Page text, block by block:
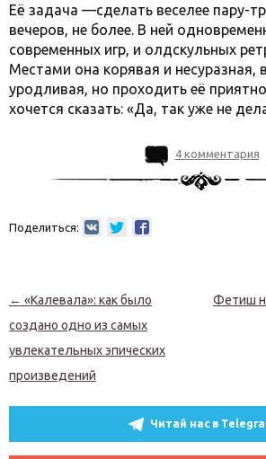
Её задача —сделать веселее пару-
вечеров, не более. В ней
современных игр, и олдскульных
Местами она корявая и несуразная,
уродливая, но проходить её
хочется сказать: «Да, так уже не
4 комментария
Поделиться:
Навигация по записям
← «Калевала»: как было
создано одно из самых
увлекательных эпических
произведений
Фетиш
Читай нас в